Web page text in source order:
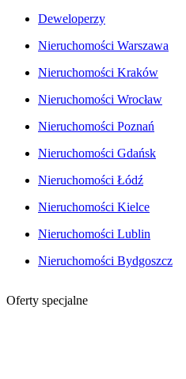
Deweloperzy
Nieruchomości Warszawa
Nieruchomości Kraków
Nieruchomości Wrocław
Nieruchomości Poznań
Nieruchomości Gdańsk
Nieruchomości Łódź
Nieruchomości Kielce
Nieruchomości Lublin
Nieruchomości Bydgoszcz
Oferty specjalne